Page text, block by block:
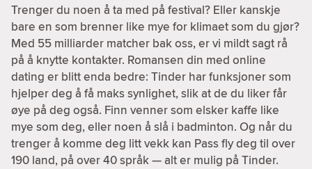
Trenger du noen å ta med på festival? Eller kanskje
bare en som brenner like mye for klimaet som du gjør?
Med 55 milliarder matcher bak oss, er vi mildt sagt rå
på å knytte kontakter. Romansen din med online
dating er blitt enda bedre: Tinder har funksjoner som
hjelper deg å få maks synlighet, slik at de du liker får
øye på deg også. Finn venner som elsker kaffe like
mye som deg, eller noen å slå i badminton. Og når du
trenger å komme deg litt vekk kan Pass fly deg til over
190 land, på over 40 språk — alt er mulig på Tinder.